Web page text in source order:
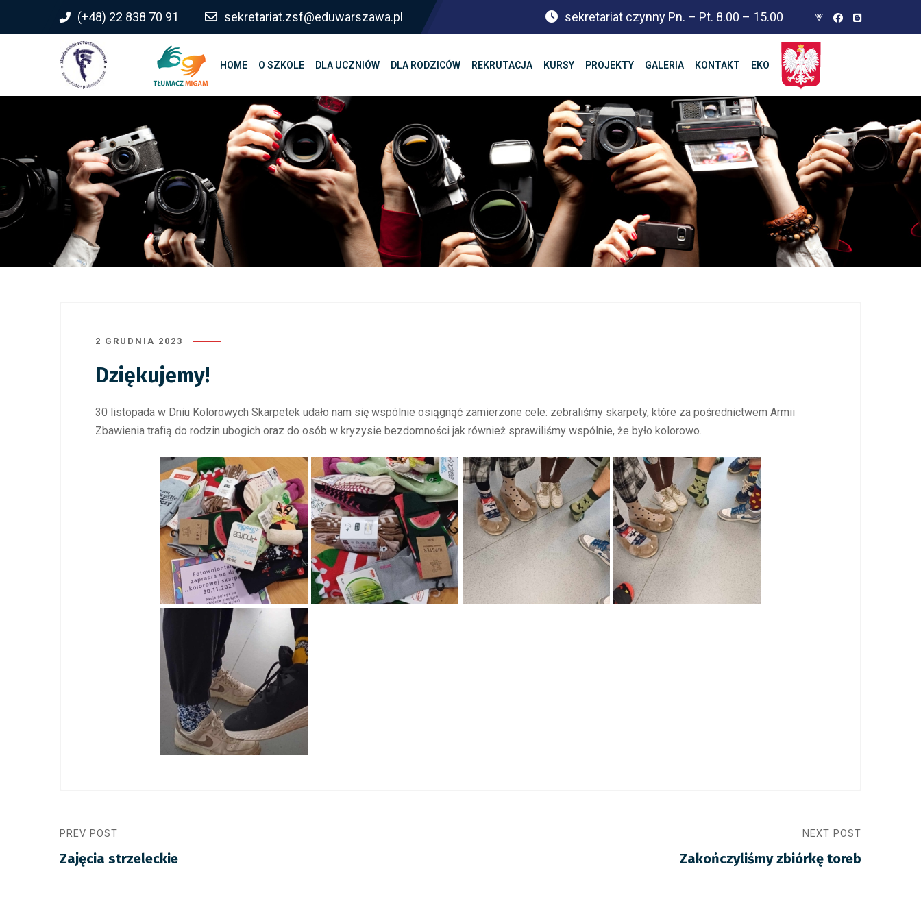
(+48) 22 838 70 91 sekretariat.zsf@eduwarszawa.pl sekretariat czynny Pn. – Pt. 8.00 – 15.00
HOME O SZKOLE DLA UCZNIÓW DLA RODZICÓW REKRUTACJA KURSY PROJEKTY GALERIA KONTAKT EKO
2 GRUDNIA 2023
Dziękujemy!
30 listopada w Dniu Kolorowych Skarpetek udało nam się wspólnie osiągnąć zamierzone cele: zebraliśmy skarpety, które za pośrednictwem Armii
Zbawienia trafią do rodzin ubogich oraz do osób w kryzysie bezdomności jak również sprawiliśmy wspólnie, że było kolorowo.
PREV POST
Zajęcia strzeleckie
NEXT POST
Zakończyliśmy zbiórkę toreb